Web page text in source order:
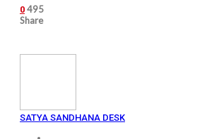
0 495
Share
SATYA SANDHANA DESK